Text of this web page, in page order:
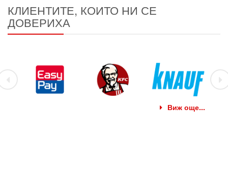
КЛИЕНТИТЕ, КОИТО НИ СЕ
ДОВЕРИХА
Виж още...